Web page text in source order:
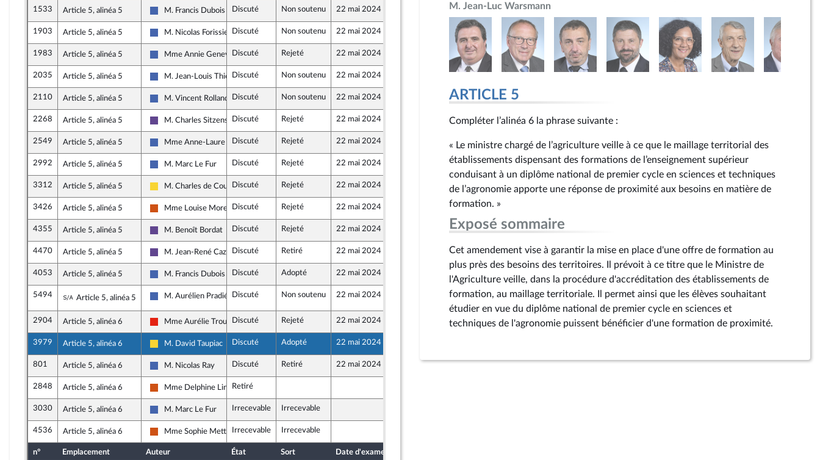
1533 Article 5, alinéa 5
Les Républicains
M. Francis Dubois Discuté Non soutenu 22 mai 2024
1903 Article 5, alinéa 5
Les Républicains
M. Nicolas Forissier Discuté Non soutenu 22 mai 2024
1983 Article 5, alinéa 5
Les Républicains
Mme Annie GenevardDiscuté Rejeté 22 mai 2024
2035 Article 5, alinéa 5
Les Républicains
M. Jean-Louis ThiériotDiscuté Non soutenu 22 mai 2024
2110 Article 5, alinéa 5
Les Républicains
M. Vincent Rolland Discuté Non soutenu 22 mai 2024 9 mai 2024
2268 Article 5, alinéa 5
Renaissance
M. Charles SitzenstuhlDiscuté Rejeté 22 mai 2024 9 mai 2024
2549 Article 5, alinéa 5
Les Républicains
Mme Anne-Laure BlinDiscuté Rejeté 22 mai 2024
2992 Article 5, alinéa 5
Les Républicains
M. Marc Le Fur Discuté Rejeté 22 mai 2024 10 mai 2024
3312 Article 5, alinéa 5
Libertés, Indépendants, Outre-mer et Territoires
M. Charles de CoursonDiscuté Rejeté 22 mai 2024 10 mai 2024
3426 Article 5, alinéa 5
Démocrate (MoDem et Indépendants)
Mme Louise Morel Discuté Rejeté 22 mai 2024 10 mai 2024
4355 Article 5, alinéa 5
Renaissance
M. Benoît Bordat Discuté Rejeté 22 mai 2024 10 mai 2024
4470 Article 5, alinéa 5
Renaissance
M. Jean-René Cazeneuve
Discuté Retiré 22 mai 2024 10 mai 2024
4053 Article 5, alinéa 5
Les Républicains
M. Francis Dubois Discuté Adopté 22 mai 2024
5494 Sous-amendement de l'amendement n°4053
Article 5, alinéa 5 Les Républicains
M. Aurélien Pradié Discuté Non soutenu 22 mai 2024 22 mai 2024
2904 Article 5, alinéa 6
La France insoumise - Nouvelle Union Populaire écologique et sociale
Mme Aurélie TrouvéDiscuté Rejeté 22 mai 2024 10 mai 2024
3979 Article 5, alinéa 6
Libertés, Indépendants, Outre-mer et Territoires
M. David Taupiac Discuté Adopté 22 mai 2024
801 Article 5, alinéa 6
Les Républicains
M. Nicolas Ray Discuté Retiré 22 mai 2024 7 mai 2024
2848 Article 5, alinéa 6
Démocrate (MoDem et Indépendants)
Mme Delphine Lingemann
Retiré
3030 Article 5, alinéa 6
Les Républicains
M. Marc Le Fur Irrecevable Irrecevable
4536 Article 5, alinéa 6
Démocrate (MoDem et Indépendants)
Mme Sophie Mette Irrecevable Irrecevable
n° Emplacement Auteur État Sort Date d'examen
M. Jean-Luc Warsmann
ARTICLE 5
Compléter l’alinéa 6 la phrase suivante :
« Le ministre chargé de l’agriculture veille à ce que le maillage territorial des
établissements dispensant des formations de l’enseignement supérieur
conduisant à un diplôme national de premier cycle en sciences et techniques
de l’agronomie apporte une réponse de proximité aux besoins en matière de
formation. »
Exposé sommaire
Cet amendement vise à garantir la mise en place d'une offre de formation au
plus près des besoins des territoires. Il prévoit à ce titre que le Ministre de
l'Agriculture veille, dans la procédure d'accréditation des établissements de
formation, au maillage territoriale. Il permet ainsi que les élèves souhaitant
étudier en vue du diplôme national de premier cycle en sciences et
techniques de l'agronomie puissent bénéficier d'une formation de proximité.